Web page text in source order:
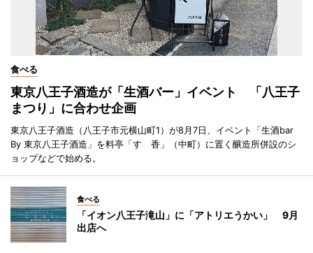
食べる
東京八王子酒造が「生酒バー」イベント 「八王子
まつり」に合わせ企画
東京八王子酒造（八王子市元横山町1）が8月7日、イベント「生酒bar
By 東京八王子酒造」を料亭「すゞ香」（中町）に置く醸造所併設のシ
ョップなどで始める。
食べる
「イオン八王子滝山」に「アトリエうかい」 9月
出店へ